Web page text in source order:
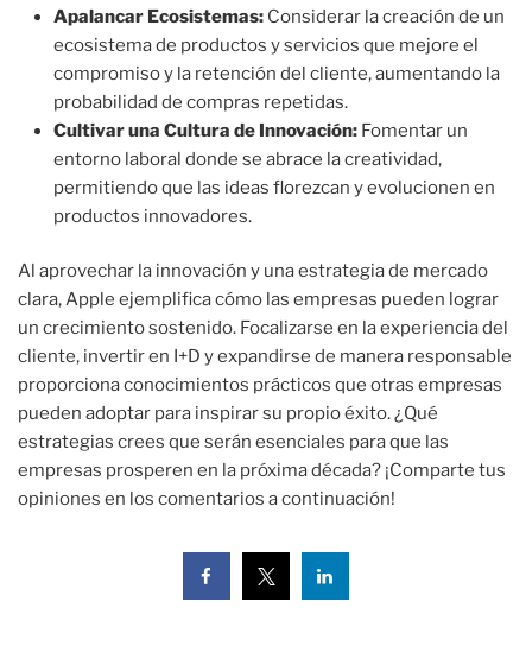
Apalancar Ecosistemas: Considerar la creación de un
ecosistema de productos y servicios que mejore el
compromiso y la retención del cliente, aumentando la
probabilidad de compras repetidas.
Cultivar una Cultura de Innovación: Fomentar un
entorno laboral donde se abrace la creatividad,
permitiendo que las ideas florezcan y evolucionen en
productos innovadores.
Al aprovechar la innovación y una estrategia de mercado
clara, Apple ejemplifica cómo las empresas pueden lograr
un crecimiento sostenido. Focalizarse en la experiencia del
cliente, invertir en I+D y expandirse de manera responsable
proporciona conocimientos prácticos que otras empresas
pueden adoptar para inspirar su propio éxito. ¿Qué
estrategias crees que serán esenciales para que las
empresas prosperen en la próxima década? ¡Comparte tus
opiniones en los comentarios a continuación!